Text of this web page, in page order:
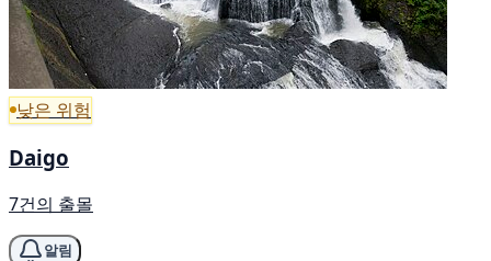
낮은 위험
Daigo
7건의 출몰
알림